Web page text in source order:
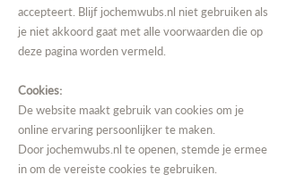
accepteert. Blijf jochemwubs.nl niet gebruiken als
je niet akkoord gaat met alle voorwaarden die op
deze pagina worden vermeld.
Cookies:
De website maakt gebruik van cookies om je
online ervaring persoonlijker te maken.
Door jochemwubs.nl te openen, stemde je ermee
in om de vereiste cookies te gebruiken.